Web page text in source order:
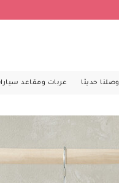
وصلنا حديثا عربات ومقاعد